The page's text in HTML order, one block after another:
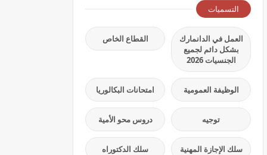
التسميات
العمل في الدانمارك
بشكل دائم لجميع
الجنسيات 2026
القطاع الخاص
الوظيفة العمومية امتحانات البكالوريا
توجيه دروس محو الأمية
سلك الإجازة المهنية سلك الدكتوراه